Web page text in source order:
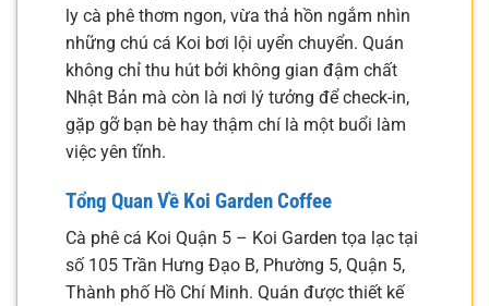
ly cà phê thơm ngon, vừa thả hồn ngắm nhìn
những chú cá Koi bơi lội uyển chuyển. Quán
không chỉ thu hút bởi không gian đậm chất
Nhật Bản mà còn là nơi lý tưởng để check-in,
gặp gỡ bạn bè hay thậm chí là một buổi làm
việc yên tĩnh.
Tổng Quan Về Koi Garden Coffee
Cà phê cá Koi Quận 5 – Koi Garden tọa lạc tại
số 105 Trần Hưng Đạo B, Phường 5, Quận 5,
Thành phố Hồ Chí Minh. Quán được thiết kế